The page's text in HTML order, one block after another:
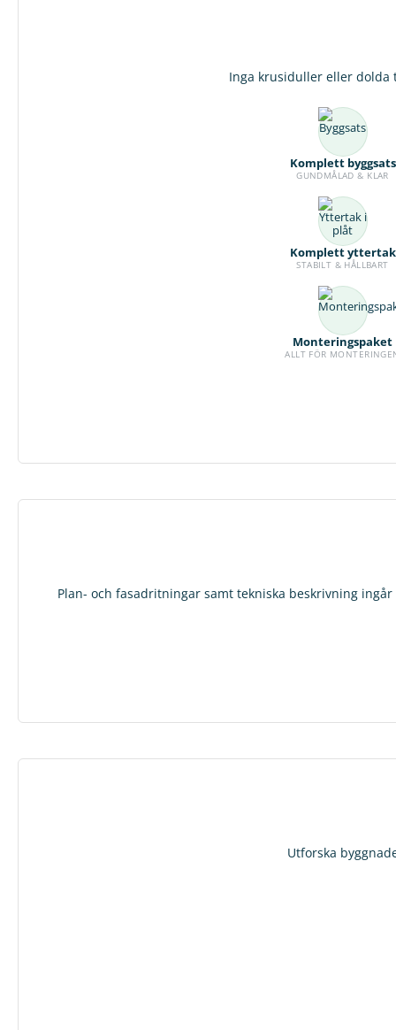
Inga krusiduller eller dolda
Komplett byggsats
GUNDMÅLAD & KLAR
Komplett yttertak
STABILT & HÅLLBART
Monteringspaket
ALLT FÖR
Plan- och fasadritningar samt tekniska beskrivning
Utforska